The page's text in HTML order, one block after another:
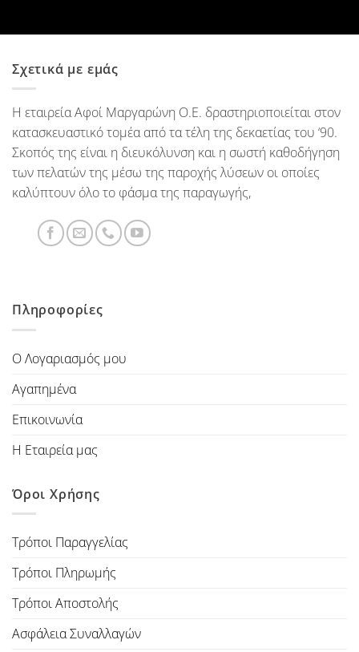
Σχετικά με εμάς
Η εταιρεία Αφοί Μαργαρώνη Ο.Ε. δραστηριοποιείται στον
κατασκευαστικό τομέα από τα τέλη της δεκαετίας του ‘90.
Σκοπός της είναι η διευκόλυνση και η σωστή καθοδήγηση
των πελατών της μέσω της παροχής λύσεων οι οποίες
καλύπτουν όλο το φάσμα της παραγωγής,
Πληροφορίες
Ο Λογαριασμός μου
Αγαπημένα
Επικοινωνία
Η Εταιρεία μας
Όροι Χρήσης
Τρόποι Παραγγελίας
Τρόποι Πληρωμής
Τρόποι Αποστολής
Ασφάλεια Συναλλαγών